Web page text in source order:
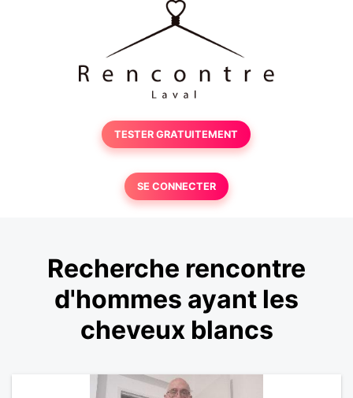
TESTER GRATUITEMENT
SE CONNECTER
Recherche rencontre
d'hommes ayant les
cheveux blancs